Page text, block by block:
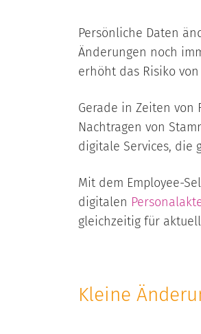
Persönliche Daten
Änderungen noch
erhöht das Risiko
Gerade in Zeiten
Nachtragen von
digitale Services, die
Mit dem Employee-
digitalen
gleichzeitig für
Kleine